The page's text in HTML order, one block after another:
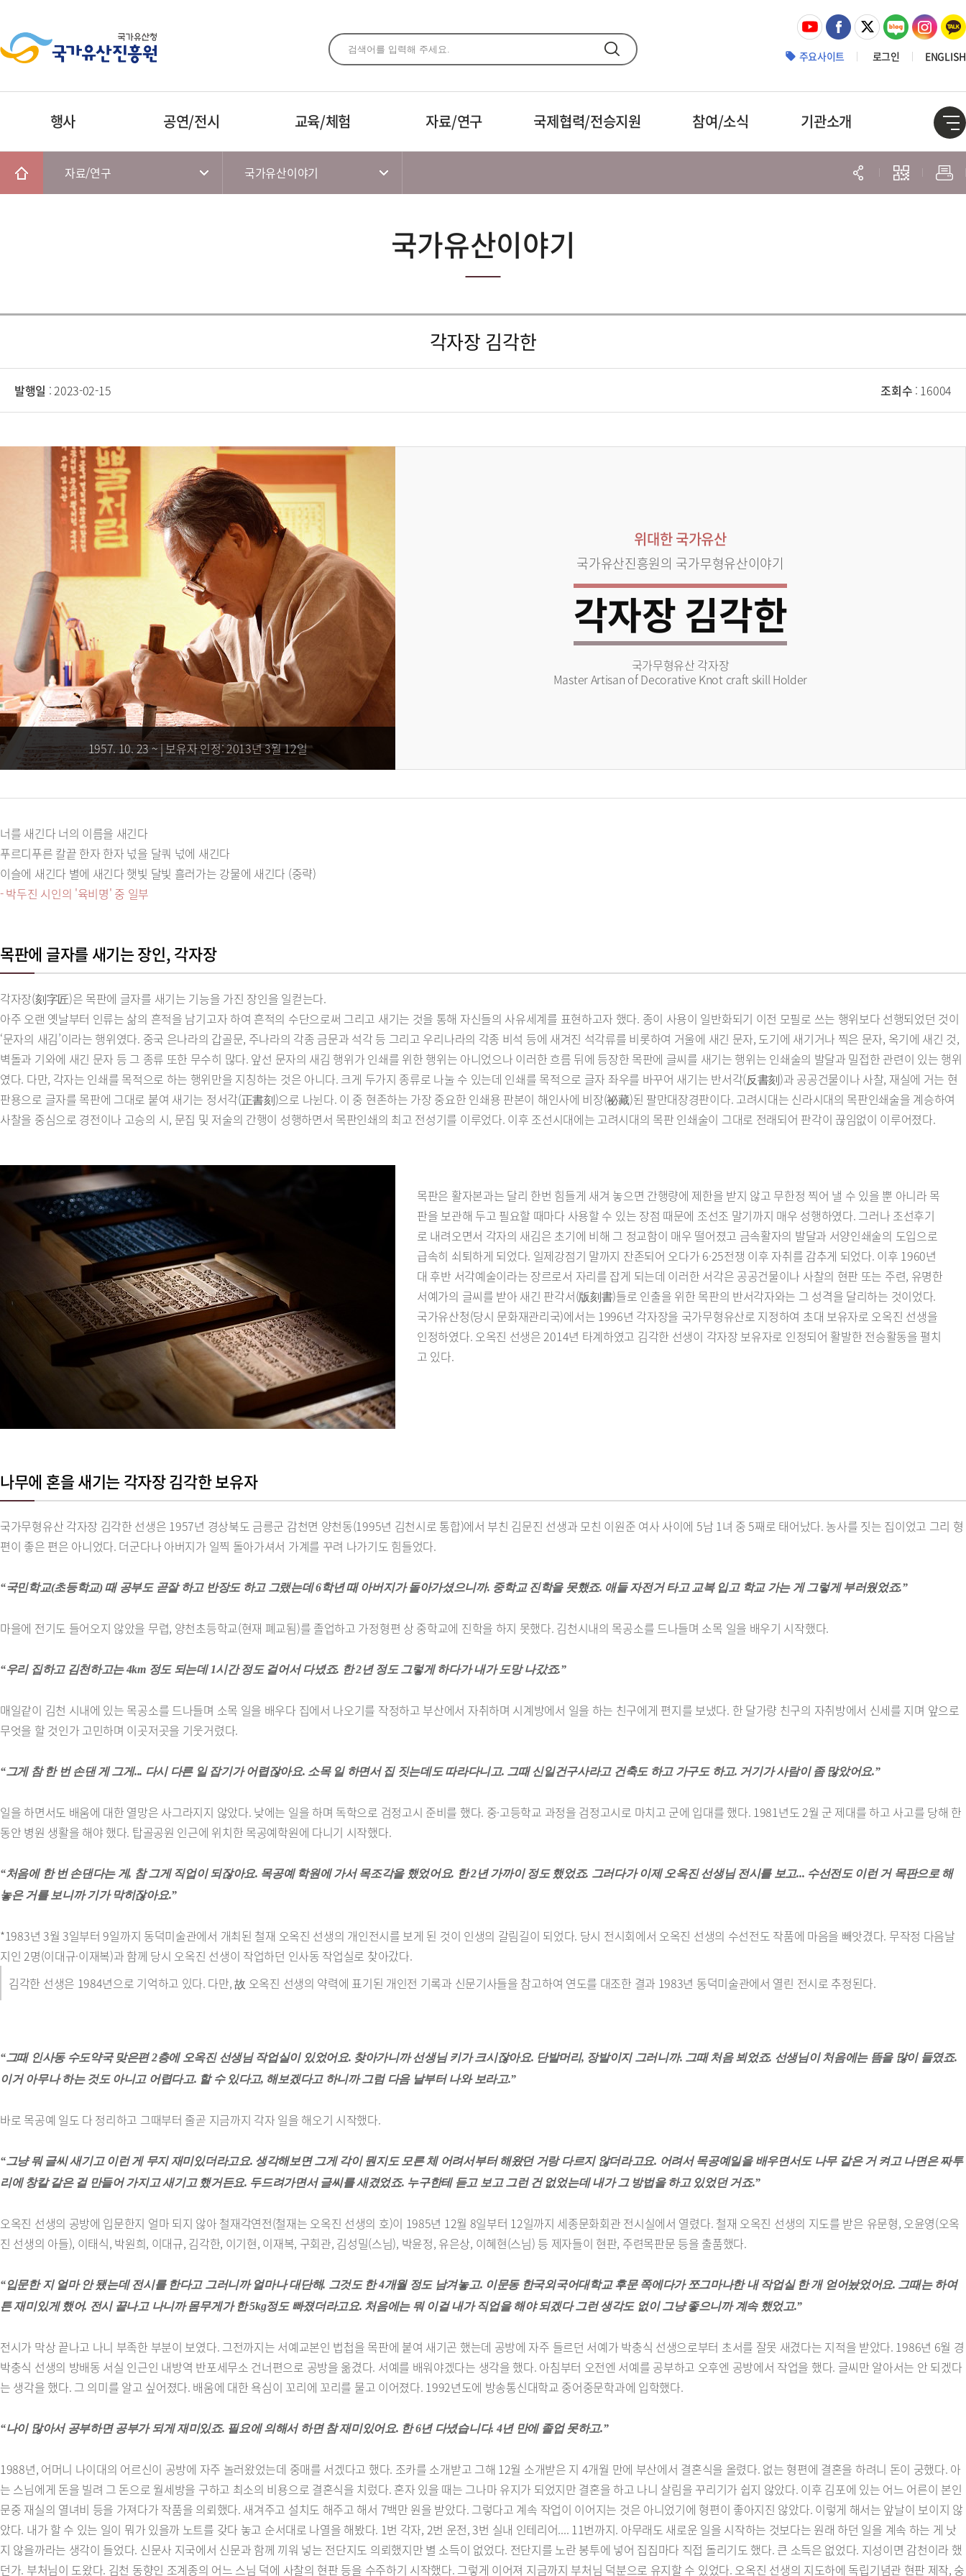
주요사이트 로그인 ENGLISH
행사 공연/전시 교육/체험 자료/연구 국제협력/전승지원 참여/소식 기관소개
자료/연구 국가유산이야기
국가유산이야기
각자장 김각한
발행일 : 2023-02-15 조회수 : 16004
1957. 10. 23 ~ | 보유자 인정: 2013년 3월 12일
위대한 국가유산
국가유산진흥원의 국가무형유산이야기
각자장 김각한
국가무형유산 각자장
Master Artisan of Decorative Knot craft skill Holder
너를 새긴다 너의 이름을 새긴다
푸르디푸른 칼끝 한자 한자 넋을 달쿼 넋에 새긴다
이슬에 새긴다 별에 새긴다 햇빛 달빛 흘러가는 강물에 새긴다 (중략)
- 박두진 시인의 '육비명' 중 일부
목판에 글자를 새기는 장인, 각자장
각자장(刻字匠)은 목판에 글자를 새기는 기능을 가진 장인을 일컫는다.
아주 오랜 옛날부터 인류는 삶의 흔적을 남기고자 하여 흔적의 수단으로써 그리고 새기는 것을 통해 자신들의 사유세계를 표현하고자 했다. 종이 사용이 일반화되기 이전 모필로 쓰는 행위보다 선행되었던 것이
‘문자의 새김’이라는 행위였다. 중국 은나라의 갑골문, 주나라의 각종 금문과 석각 등 그리고 우리나라의 각종 비석 등에 새겨진 석각류를 비롯하여 거울에 새긴 문자, 도기에 새기거나 찍은 문자, 옥기에 새긴 것,
벽돌과 기와에 새긴 문자 등 그 종류 또한 무수히 많다. 앞선 문자의 새김 행위가 인쇄를 위한 행위는 아니었으나 이러한 흐름 뒤에 등장한 목판에 글씨를 새기는 행위는 인쇄술의 발달과 밀접한 관련이 있는 행위
였다. 다만, 각자는 인쇄를 목적으로 하는 행위만을 지칭하는 것은 아니다. 크게 두가지 종류로 나눌 수 있는데 인쇄를 목적으로 글자 좌우를 바꾸어 새기는 반서각(反書刻)과 공공건물이나 사찰, 재실에 거는 현
판용으로 글자를 목판에 그대로 붙여 새기는 정서각(正書刻)으로 나뉜다. 이 중 현존하는 가장 중요한 인쇄용 판본이 해인사에 비장(祕藏)된 팔만대장경판이다. 고려시대는 신라시대의 목판인쇄술을 계승하여
사찰을 중심으로 경전이나 고승의 시, 문집 및 저술의 간행이 성행하면서 목판인쇄의 최고 전성기를 이루었다. 이후 조선시대에는 고려시대의 목판 인쇄술이 그대로 전래되어 판각이 끊임없이 이루어졌다.
목판은 활자본과는 달리 한번 힘들게 새겨 놓으면 간행량에 제한을 받지 않고 무한정 찍어 낼 수 있을 뿐 아니라 목
판을 보관해 두고 필요할 때마다 사용할 수 있는 장점 때문에 조선조 말기까지 매우 성행하였다. 그러나 조선후기
로 내려오면서 각자의 새김은 초기에 비해 그 정교함이 매우 떨어졌고 금속활자의 발달과 서양인쇄술의 도입으로
급속히 쇠퇴하게 되었다. 일제강점기 말까지 잔존되어 오다가 6·25전쟁 이후 자취를 감추게 되었다. 이후 1960년
대 후반 서각예술이라는 장르로서 자리를 잡게 되는데 이러한 서각은 공공건물이나 사찰의 현판 또는 주련, 유명한
서예가의 글씨를 받아 새긴 판각서(版刻書)들로 인출을 위한 목판의 반서각자와는 그 성격을 달리하는 것이었다.
국가유산청(당시 문화재관리국)에서는 1996년 각자장을 국가무형유산로 지정하여 초대 보유자로 오옥진 선생을
인정하였다. 오옥진 선생은 2014년 타계하였고 김각한 선생이 각자장 보유자로 인정되어 활발한 전승활동을 펼치
고 있다.
나무에 혼을 새기는 각자장 김각한 보유자
국가무형유산 각자장 김각한 선생은 1957년 경상북도 금릉군 감천면 양천동(1995년 김천시로 통합)에서 부친 김문진 선생과 모친 이원준 여사 사이에 5남 1녀 중 5째로 태어났다. 농사를 짓는 집이었고 그리 형
편이 좋은 편은 아니었다. 더군다나 아버지가 일찍 돌아가셔서 가계를 꾸려 나가기도 힘들었다.
“국민학교(초등학교) 때 공부도 곧잘 하고 반장도 하고 그랬는데 6학년 때 아버지가 돌아가셨으니까. 중학교 진학을 못했죠. 애들 자전거 타고 교복 입고 학교 가는 게 그렇게 부러웠었죠.”
마을에 전기도 들어오지 않았을 무렵, 양천초등학교(현재 폐교됨)를 졸업하고 가정형편 상 중학교에 진학을 하지 못했다. 김천시내의 목공소를 드나들며 소목 일을 배우기 시작했다.
“우리 집하고 김천하고는 4km 정도 되는데 1시간 정도 걸어서 다녔죠. 한 2년 정도 그렇게 하다가 내가 도망 나갔죠.”
매일같이 김천 시내에 있는 목공소를 드나들며 소목 일을 배우다 집에서 나오기를 작정하고 부산에서 자취하며 시계방에서 일을 하는 친구에게 편지를 보냈다. 한 달가량 친구의 자취방에서 신세를 지며 앞으로
무엇을 할 것인가 고민하며 이곳저곳을 기웃거렸다.
“그게 참 한 번 손댄 게 그게... 다시 다른 일 잡기가 어렵잖아요. 소목 일 하면서 집 짓는데도 따라다니고. 그때 신일건구사라고 건축도 하고 가구도 하고. 거기가 사람이 좀 많았어요.”
일을 하면서도 배움에 대한 열망은 사그라지지 않았다. 낮에는 일을 하며 독학으로 검정고시 준비를 했다. 중·고등학교 과정을 검정고시로 마치고 군에 입대를 했다. 1981년도 2월 군 제대를 하고 사고를 당해 한
동안 병원 생활을 해야 했다. 탑골공원 인근에 위치한 목공예학원에 다니기 시작했다.
“처음에 한 번 손댄다는 게, 참 그게 직업이 되잖아요. 목공예 학원에 가서 목조각을 했었어요. 한 2년 가까이 정도 했었죠. 그러다가 이제 오옥진 선생님 전시를 보고... 수선전도 이런 거 목판으로 해
놓은 거를 보니까 기가 막히잖아요.”
*1983년 3월 3일부터 9일까지 동덕미술관에서 개최된 철재 오옥진 선생의 개인전시를 보게 된 것이 인생의 갈림길이 되었다. 당시 전시회에서 오옥진 선생의 수선전도 작품에 마음을 빼앗겼다. 무작정 다음날
지인 2명(이대규·이재복)과 함께 당시 오옥진 선생이 작업하던 인사동 작업실로 찾아갔다.
김각한 선생은 1984년으로 기억하고 있다. 다만, 故 오옥진 선생의 약력에 표기된 개인전 기록과 신문기사들을 참고하여 연도를 대조한 결과 1983년 동덕미술관에서 열린 전시로 추정된다.
“그때 인사동 수도약국 맞은편 2층에 오옥진 선생님 작업실이 있었어요. 찾아가니까 선생님 키가 크시잖아요. 단발머리, 장발이지 그러니까. 그때 처음 뵈었죠. 선생님이 처음에는 뜸을 많이 들였죠.
이거 아무나 하는 것도 아니고 어렵다고. 할 수 있다고, 해보겠다고 하니까 그럼 다음 날부터 나와 보라고.”
바로 목공예 일도 다 정리하고 그때부터 줄곧 지금까지 각자 일을 해오기 시작했다.
“그냥 뭐 글씨 새기고 이런 게 무지 재미있더라고요. 생각해보면 그게 각이 뭔지도 모른 체 어려서부터 해왔던 거랑 다르지 않더라고요. 어려서 목공예일을 배우면서도 나무 같은 거 켜고 나면은 짜투
리에 창칼 같은 걸 만들어 가지고 새기고 했거든요. 두드려가면서 글씨를 새겼었죠. 누구한테 듣고 보고 그런 건 없었는데 내가 그 방법을 하고 있었던 거죠.”
오옥진 선생의 공방에 입문한지 얼마 되지 않아 철재각연전(철재는 오옥진 선생의 호)이 1985년 12월 8일부터 12일까지 세종문화회관 전시실에서 열렸다. 철재 오옥진 선생의 지도를 받은 유문형, 오윤영(오옥
진 선생의 아들), 이태식, 박원희, 이대규, 김각한, 이기현, 이재복, 구회관, 김성밀(스님), 박윤정, 유은상, 이혜현(스님) 등 제자들이 현판, 주련목판문 등을 출품했다.
“입문한 지 얼마 안 됐는데 전시를 한다고 그러니까 얼마나 대단해. 그것도 한 4개월 정도 남겨놓고. 이문동 한국외국어대학교 후문 쪽에다가 쪼그마나한 내 작업실 한 개 얻어놨었어요. 그때는 하여
튼 재미있게 했어. 전시 끝나고 나니까 몸무게가 한 5kg정도 빠졌더라고요. 처음에는 뭐 이걸 내가 직업을 해야 되겠다 그런 생각도 없이 그냥 좋으니까 계속 했었고.”
전시가 막상 끝나고 나니 부족한 부분이 보였다. 그전까지는 서예교본인 법첩을 목판에 붙여 새기곤 했는데 공방에 자주 들르던 서예가 박충식 선생으로부터 초서를 잘못 새겼다는 지적을 받았다. 1986년 6월 경
박충식 선생의 방배동 서실 인근인 내방역 반포세무소 건너편으로 공방을 옮겼다. 서예를 배워야겠다는 생각을 했다. 아침부터 오전엔 서예를 공부하고 오후엔 공방에서 작업을 했다. 글씨만 알아서는 안 되겠다
는 생각을 했다. 그 의미를 알고 싶어졌다. 배움에 대한 욕심이 꼬리에 꼬리를 물고 이어졌다. 1992년도에 방송통신대학교 중어중문학과에 입학했다.
“나이 많아서 공부하면 공부가 되게 재미있죠. 필요에 의해서 하면 참 재미있어요. 한 6년 다녔습니다. 4년 만에 졸업 못하고.”
1988년, 어머니 나이대의 어르신이 공방에 자주 놀러왔었는데 중매를 서겠다고 했다. 조카를 소개받고 그해 12월 소개받은 지 4개월 만에 부산에서 결혼식을 올렸다. 없는 형편에 결혼을 하려니 돈이 궁했다. 아
는 스님에게 돈을 빌려 그 돈으로 월세방을 구하고 최소의 비용으로 결혼식을 치렀다. 혼자 있을 때는 그나마 유지가 되었지만 결혼을 하고 나니 살림을 꾸리기가 쉽지 않았다. 이후 김포에 있는 어느 어른이 본인
문중 재실의 열녀비 등을 가져다가 작품을 의뢰했다. 새겨주고 설치도 해주고 해서 7백만 원을 받았다. 그렇다고 계속 작업이 이어지는 것은 아니었기에 형편이 좋아지진 않았다. 이렇게 해서는 앞날이 보이지 않
았다. 내가 할 수 있는 일이 뭐가 있을까 노트를 갖다 놓고 순서대로 나열을 해봤다. 1번 각자, 2번 운전, 3번 실내 인테리어.... 11번까지. 아무래도 새로운 일을 시작하는 것보다는 원래 하던 일을 계속 하는 게 낫
지 않을까라는 생각이 들었다. 신문사 지국에서 신문과 함께 끼워 넣는 전단지도 의뢰했지만 별 소득이 없었다. 전단지를 노란 봉투에 넣어 집집마다 직접 돌리기도 했다. 큰 소득은 없었다. 지성이면 감천이라 했
던가. 부처님이 도왔다. 김천 동향인 조계종의 어느 스님 덕에 사찰의 현판 등을 수주하기 시작했다. 그렇게 이어져 지금까지 부처님 덕분으로 유지할 수 있었다. 오옥진 선생의 지도하에 독립기념관 현판 제작, 숭